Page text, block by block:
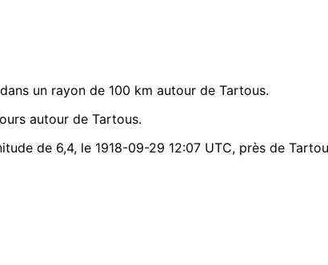
un rayon de 100 km autour de Tartous.
autour de Tartous.
de 6,4, le 1918-09-29 12:07 UTC, près de